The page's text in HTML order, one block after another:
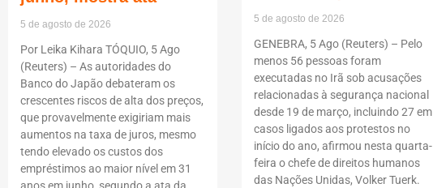
5 de agosto de 2026
Por Leika Kihara TÓQUIO, 5 Ago
(Reuters) – As autoridades do
Banco do Japão debateram os
crescentes riscos de alta dos preços,
que provavelmente exigiriam mais
aumentos na taxa de juros, mesmo
tendo elevado os custos dos
empréstimos ao maior nível em 31
5 de agosto de 2026
GENEBRA, 5 Ago (Reuters) – Pelo
menos 56 pessoas foram
executadas no Irã sob acusações
relacionadas à segurança nacional
desde 19 de março, incluindo 27 em
casos ligados aos protestos no
início do ano, afirmou nesta quarta-
feira o chefe de direitos humanos
das Nações Unidas, Volker Tuerk.